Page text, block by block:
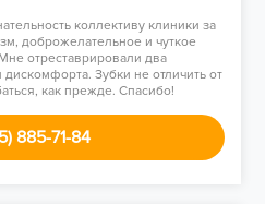
коллективу клиники за
доброжелательное и чуткое
отреставрировали два
Зубки не отличить от
как прежде. Спасибо!
885-71-84